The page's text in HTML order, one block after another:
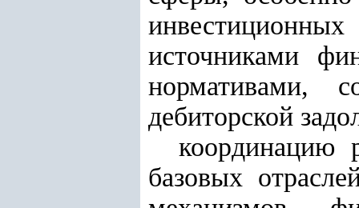
источниками
нормативами,
дебиторской
координацию
базовых